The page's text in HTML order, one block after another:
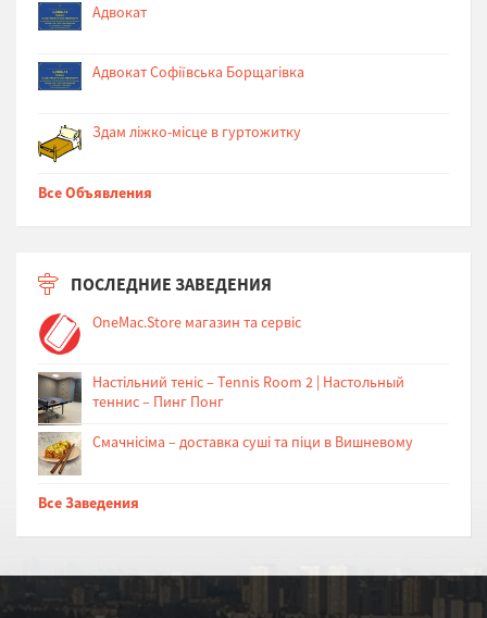
Адвокат
Адвокат Софіївська Борщагівка
Здам ліжко-місце в гуртожитку
Все Объявления
ПОСЛЕДНИЕ ЗАВЕДЕНИЯ
OneMac.Store магазин та сервіс
Настільний теніс – Tennis Room 2 | Настольный
теннис – Пинг Понг
Cмачнісіма – доставка суші та піци в Вишневому
Все Заведения